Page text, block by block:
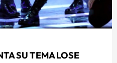
SU TEMA LOSE